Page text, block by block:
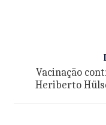
Vacinação
Heriberto